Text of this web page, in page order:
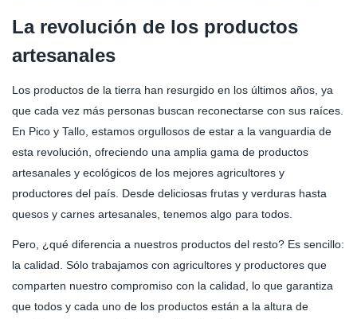
La revolución de los productos
artesanales
Los productos de la tierra han resurgido en los últimos años, ya
que cada vez más personas buscan reconectarse con sus raíces.
En Pico y Tallo, estamos orgullosos de estar a la vanguardia de
esta revolución, ofreciendo una amplia gama de productos
artesanales y ecológicos de los mejores agricultores y
productores del país. Desde deliciosas frutas y verduras hasta
quesos y carnes artesanales, tenemos algo para todos.
Pero, ¿qué diferencia a nuestros productos del resto? Es sencillo:
la calidad. Sólo trabajamos con agricultores y productores que
comparten nuestro compromiso con la calidad, lo que garantiza
que todos y cada uno de los productos están a la altura de